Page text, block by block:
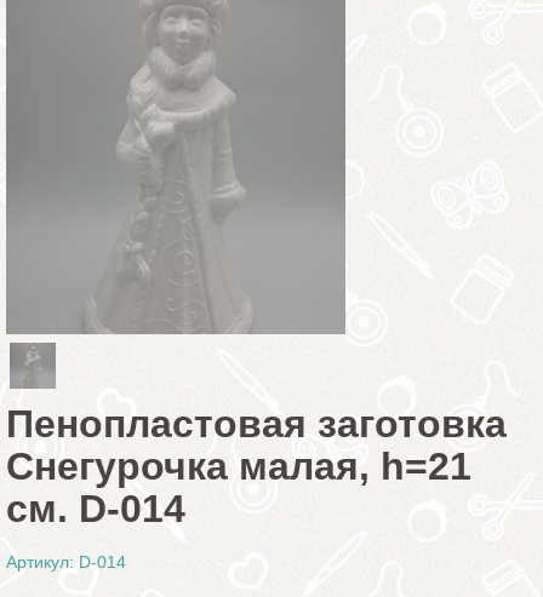
Пенопластовая заготовка
Снегурочка малая, h=21
см. D-014
Артикул: D-014